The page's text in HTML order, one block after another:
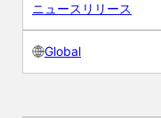
ニュースリリース
Global